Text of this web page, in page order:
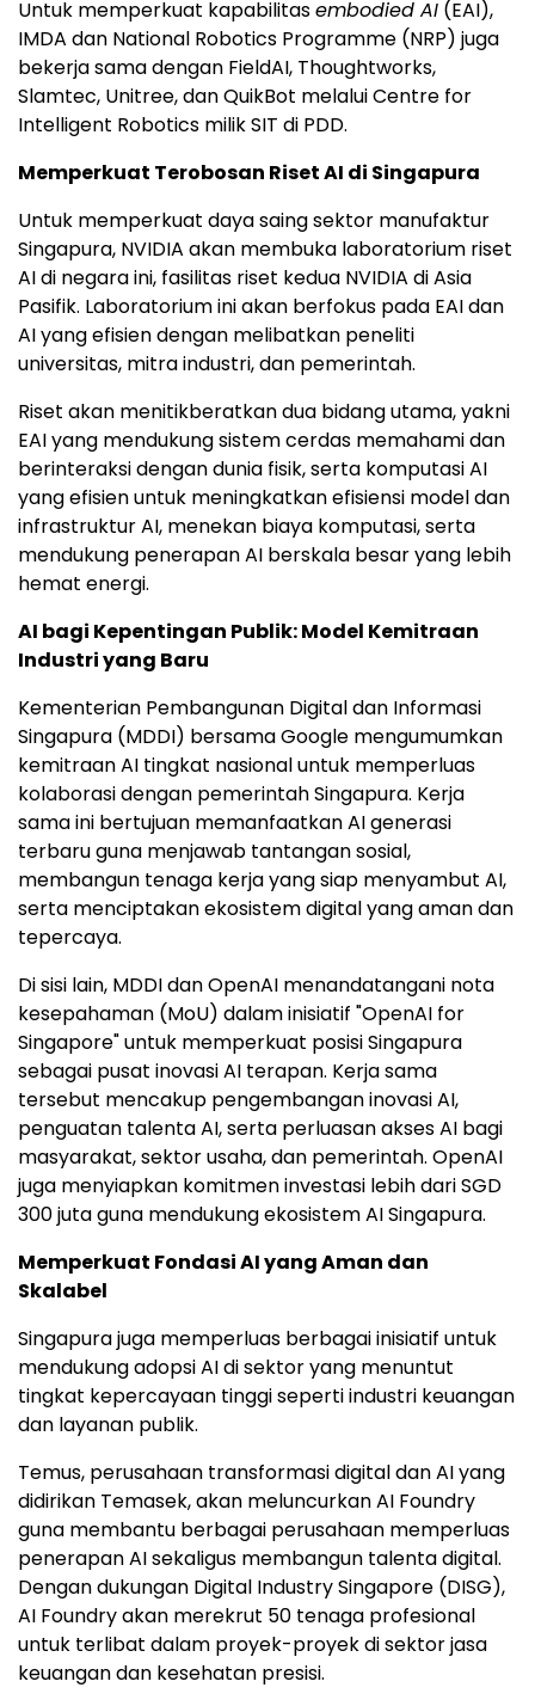
Untuk memperkuat kapabilitasembodied AI (EAI),
IMDA dan National Robotics Programme (NRP) juga
bekerja sama dengan FieldAI, Thoughtworks,
Slamtec, Unitree, dan QuikBot melalui Centre for
Intelligent Robotics milik SIT di PDD.
Memperkuat Terobosan Riset AI di Singapura
Untuk memperkuat daya saing sektor manufaktur
Singapura, NVIDIA akan membuka laboratorium riset
AI di negara ini, fasilitas riset kedua NVIDIA di Asia
Pasifik. Laboratorium ini akan berfokus pada EAI dan
AI yang efisien dengan melibatkan peneliti
universitas, mitra industri, dan pemerintah.
Riset akan menitikberatkan dua bidang utama, yakni
EAI yang mendukung sistem cerdas memahami dan
berinteraksi dengan dunia fisik, serta komputasi AI
yang efisien untuk meningkatkan efisiensi model dan
infrastruktur AI, menekan biaya komputasi, serta
mendukung penerapan AI berskala besar yang lebih
hemat energi.
AI bagi Kepentingan Publik: Model Kemitraan
Industri yang Baru
Kementerian Pembangunan Digital dan Informasi
Singapura (MDDI) bersama Google mengumumkan
kemitraan AI tingkat nasional untuk memperluas
kolaborasi dengan pemerintah Singapura. Kerja
sama ini bertujuan memanfaatkan AI generasi
terbaru guna menjawab tantangan sosial,
membangun tenaga kerja yang siap menyambut AI,
serta menciptakan ekosistem digital yang aman dan
tepercaya.
Di sisi lain, MDDI dan OpenAI menandatangani nota
kesepahaman (MoU) dalam inisiatif "OpenAI for
Singapore" untuk memperkuat posisi Singapura
sebagai pusat inovasi AI terapan. Kerja sama
tersebut mencakup pengembangan inovasi AI,
penguatan talenta AI, serta perluasan akses AI bagi
masyarakat, sektor usaha, dan pemerintah. OpenAI
juga menyiapkan komitmen investasi lebih dari SGD
300 juta guna mendukung ekosistem AI Singapura.
Memperkuat Fondasi AI yang Aman dan
Skalabel
Singapura juga memperluas berbagai inisiatif untuk
mendukung adopsi AI di sektor yang menuntut
tingkat kepercayaan tinggi seperti industri keuangan
dan layanan publik.
Temus, perusahaan transformasi digital dan AI yang
didirikan Temasek, akan meluncurkan AI Foundry
guna membantu berbagai perusahaan memperluas
penerapan AI sekaligus membangun talenta digital.
Dengan dukungan Digital Industry Singapore (DISG),
AI Foundry akan merekrut 50 tenaga profesional
untuk terlibat dalam proyek-proyek di sektor jasa
keuangan dan kesehatan presisi.